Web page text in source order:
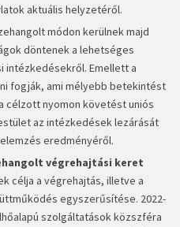
aktuális helyzetéről.
módon kerülnek majd
döntenek a lehetséges
Emellett a
fogják, ami mélyebb betekintést
célzott nyomon követést uniós
az intézkedések lezárását
eredményéről.
végrehajtási keret
célja a végrehajtás, illetve a
egyszerűsítése. 2022-
szolgáltatások közszféra